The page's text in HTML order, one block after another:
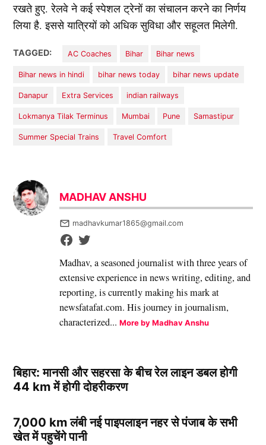
रखते हुए. रेलवे ने कई स्पेशल ट्रेनों का संचालन करने का निर्णय
लिया है. इससे यात्रियों को अधिक सुविधा और सहूलत मिलेगी.
TAGGED: AC Coaches Bihar Bihar news
Bihar news in hindi bihar news today bihar news update
Danapur Extra Services indian railways
Lokmanya Tilak Terminus Mumbai Pune Samastipur
Summer Special Trains Travel Comfort
MADHAV ANSHU
madhavkumar1865@gmail.com
Madhav, a seasoned journalist with three years of
extensive experience in news writing, editing, and
reporting, is currently making his mark at
newsfatafat.com. His journey in journalism,
characterized...More by Madhav Anshu
बिहार: मानसी और सहरसा के बीच रेल लाइन डबल होगी
44 km में होगी दोहरीकरण
7,000 km लंबी नई पाइपलाइन नहर से पंजाब के सभी
खेत में पहुचेंगे पानी